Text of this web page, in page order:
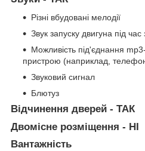
Різні вбудовані мелодії
Звук запуску двигуна під
Можливість під'єднання
пристрою (наприклад,
Звуковий сигнал
Блютуз
Відчинення дверей - ТАК
Двомісне розміщення - НІ
Вантажність